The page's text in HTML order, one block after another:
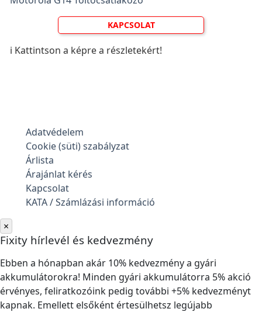
KAPCSOLAT
ℹ️ Kattintson a képre a részletekért!
Adatvédelem
Cookie (süti) szabályzat
Árlista
Árajánlat kérés
Kapcsolat
KATA / Számlázási információ
×
Fixity hírlevél és kedvezmény
Ebben a hónapban akár 10% kedvezmény a gyári
akkumulátorokra! Minden gyári akkumulátorra 5% akció
érvényes, feliratkozóink pedig további +5% kedvezményt
kapnak. Emellett elsőként értesülhetsz legújabb